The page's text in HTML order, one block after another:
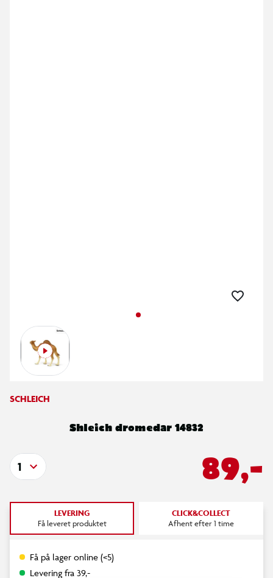
SCHLEICH
Shleich dromedar 14832
89,-
1
LEVERING
Få leveret produktet
CLICK&COLLECT
Afhent efter 1 time
Få på lager online (<5)
Levering fra 39,-